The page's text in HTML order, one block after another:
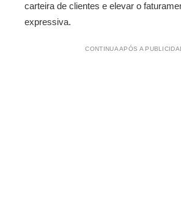
carteira de clientes e elevar o
expressiva.
CONTINUA APÓS A